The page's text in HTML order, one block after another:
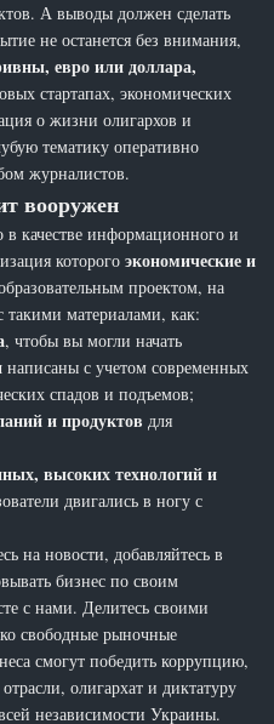
А выводы должен сделать
не останется без внимания,
евро или доллара,
стартапах, экономических
о жизни олигархов и
тематику оперативно
журналистов.
вооружен
качестве информационного и
которогоэкономические и
проектом, на
такими материалами, как:
, чтобы вы могли начать
написаны с учетом современных
спадов и подъемов;
и продуктов для
высоких технологий и
двигались в ногу с
на новости, добавляйтесь в
бизнес по своим
с нами. Делитесь своими
свободные рыночные
смогут победить коррупцию,
олигархат и диктатуру
независимости Украины.